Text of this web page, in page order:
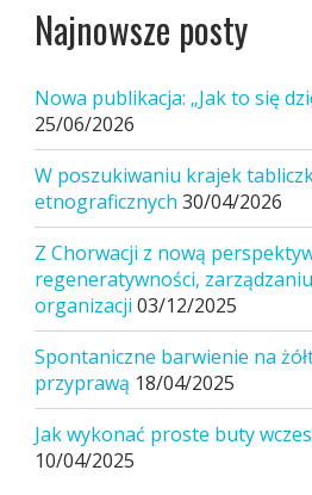
Najnowsze posty
Nowa publikacja: „Jak to się
25/06/2026
W poszukiwaniu krajek
etnograficznych 30/04/2026
Z Chorwacji z nową
regeneratywności,
organizacji 03/12/2025
Spontaniczne barwienie na
przyprawą 18/04/2025
Jak wykonać proste buty
10/04/2025